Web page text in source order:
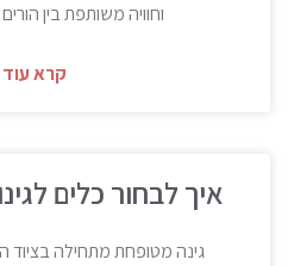
וחוויה משותפת בין
קרא עוד
איך לבחור כלים
גינה מטופחת מתחילה בציוד